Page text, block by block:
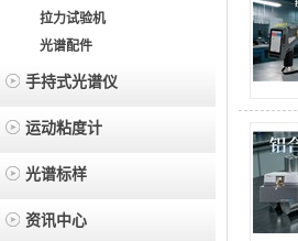
拉力试验机
光谱配件
手持式光谱仪
运动粘度计
光谱标样
资讯中心